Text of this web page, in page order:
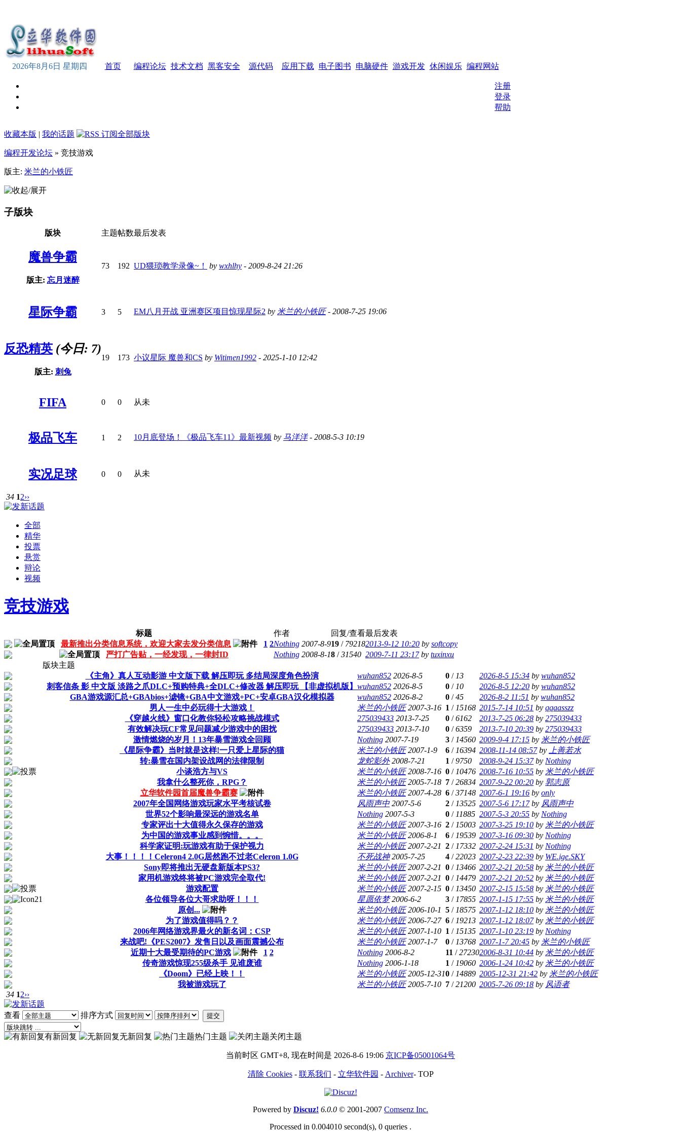
2026年8月6日 星期四 首页 编程论坛 技术文档 黑客安全 源代码 应用下载 电子图书 电脑硬件 游戏开发 休闲娱乐 编程网站
注册
登录
帮助
收藏本版 | 我的话题
编程开发论坛 » 竞技游戏
版主: 米兰的小铁匠
子版块
版块 主题帖数最后发表
魔兽争霸
版主: 忘月迷醉
73 192 UD猥琐教学录像~！ by wxhlhy - 2009-8-24 21:26
星际争霸 3 5 EM八月开战 亚洲赛区项目惊现星际2 by 米兰的小铁匠- 2008-7-25 19:06
反恐精英 (今日: 7)
版主: 刺兔
19 173 小议星际 魔兽和CS by Witimen1992 - 2025-1-10 12:42
FIFA 0 0 从未
极品飞车 1 2 10月底登场！《极品飞车11》最新视频 by 马洋洋- 2008-5-3 10:19
实况足球 0 0 从未
34 12››
全部
精华
投票
悬赏
辩论
视频
竞技游戏
标题 作者 回复/查看最后发表
最新推出分类信息系统，欢迎大家去发分类信息
1 2Nothing 2007-8-919 / 792182013-9-12 10:20 by softcopy
严打广告贴，一经发现，一律封ID
Nothing 2008-8-18 /31540 2009-7-11 23:17 by tuxinxu
版块主题
《主角》真人互动影游 中文版下载 解压即玩 多结局深度角色扮演
wuhan852 2026-8-5 0 / 13 2026-8-5 15:34 by wuhan852
刺客信条 影 中文版 淡路之爪DLC+预购特典+全DLC+修改器 解压即玩 【非虚拟机版】 wuhan852 2026-8-5 0 / 10 2026-8-5 12:20 by wuhan852
GBA游戏源汇总+GBAbios+滤镜+GBA中文游戏+PC+安卓GBA汉化模拟器
wuhan852 2026-8-2 0 /45 2026-8-2 11:51 by wuhan852
男人一生中必玩得十大游戏！
米兰的小铁匠 2007-3-16 1 / 15168 2015-7-14 10:51 by qqaasszz
《穿越火线》窗口化教你轻松攻略挑战模式
275039433 2013-7-25 0 /6162 2013-7-25 06:28 by 275039433
有效解决玩CF常见问题减少游戏中的困扰
275039433 2013-7-10 0 /6359 2013-7-10 20:39 by 275039433
激情燃烧的岁月！13年暴雪游戏全回顾
Nothing 2007-7-19 3 / 14560 2009-9-4 17:15 by 米兰的小铁匠
《星际争霸》当时就是这样!一只爱上星际的猫
米兰的小铁匠 2007-1-9 6 / 16394 2008-11-14 08:57 by
上善若水
转:暴雪在国内架设战网的法律限制
龙蛇影外 2008-7-21 1 /9750 2008-9-24 15:37 by Nothing
小谈浩方与VS
米兰的小铁匠 2008-7-16 0 / 10476 2008-7-16 10:55 by 米兰的小铁匠
我拿什么整死你，RPG？
米兰的小铁匠 2005-7-18 7 /26834 2007-9-22 00:20 by 郭志原
立华软件园首届魔兽争霸赛
米兰的小铁匠 2007-4-28 6 /37148 2007-6-1 19:16 by only
2007年全国网络游戏玩家水平考核试卷
风雨声中 2007-5-6 2 / 13525 2007-5-6 17:17 by 风雨声中
世界52个影响最深远的游戏名单
Nothing 2007-5-3 0 / 11885 2007-5-3 20:55 by Nothing
专家评出十大值得永久保存的游戏
米兰的小铁匠 2007-3-16 2 / 15003 2007-3-25 19:10 by 米兰的小铁匠
为中国的游戏事业感到惋惜。。。
米兰的小铁匠 2006-8-1 6 / 19539 2007-3-16 09:30 by Nothing
科学家证明:玩游戏有助于保护视力
米兰的小铁匠 2007-2-21 2 / 17332 2007-2-24 15:31 by Nothing
大事！！！！Celeron4 2.0G居然跑不过老Celeron 1.0G
不死战神 2005-7-25 4 /22023 2007-2-23 22:39 by WE.ige.SKY
Sony即将推出无硬盘新版本PS3?
米兰的小铁匠 2007-2-21 0 / 13466 2007-2-21 20:58 by 米兰的小铁匠
家用机游戏终将被PC游戏完全取代!
米兰的小铁匠 2007-2-21 0 / 14479 2007-2-21 20:52 by 米兰的小铁匠
游戏配置
米兰的小铁匠 2007-2-15 0 / 13450 2007-2-15 15:58 by 米兰的小铁匠
各位领导各位大哥求助呀！！！
星愿依梦 2006-6-2 3 / 17855 2007-1-15 17:55 by 米兰的小铁匠
原创...
米兰的小铁匠 2006-10-1 5 / 18575 2007-1-12 18:10 by 米兰的小铁匠
为了游戏值得吗？？
米兰的小铁匠 2006-7-27 6 / 19213 2007-1-12 18:07 by 米兰的小铁匠
2006年网络游戏界最火的新名词：CSP
米兰的小铁匠 2007-1-10 1 / 15135 2007-1-10 23:19 by Nothing
来战吧!《PES2007》发售日以及画面震撼公布
米兰的小铁匠 2007-1-7 0 / 13768 2007-1-7 20:45 by 米兰的小铁匠
近期十大最受期待的PC游戏
1 2 Nothing 2006-8-2 11 /272302006-8-31 10:44 by 米兰的小铁匠
传奇游戏惊现255级杀手 见谁废谁
Nothing 2006-1-18 1 / 19060 2006-1-24 10:42 by 米兰的小铁匠
《Doom》已经上映！！
米兰的小铁匠 2005-12-310 / 14889 2005-12-31 21:42 by 米兰的小铁匠
我被游戏玩了
米兰的小铁匠 2005-7-10 7 /21200 2005-7-26 09:18 by 风语者
34 12››
查看 排序方式 提交
有新回复 无新回复 热门主题 关闭主题
当前时区 GMT+8, 现在时间是 2026-8-6 19:06 京ICP备05001064号
清除 Cookies- 联系我们 - 立华软件园 - Archiver- TOP
Powered by Discuz! 6.0.0 © 2001-2007 Comsenz Inc.
Processed in 0.004010 second(s), 0 queries .